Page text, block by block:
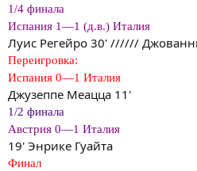
1/4 финала
Испания 1—1 (д.в.) Италия
Луис Регейро 30' //////
Переигровка:
Испания 0—1 Италия
Джузеппе Меацца 11'
1/2 финала
Австрия 0—1 Италия
19' Энрике Гуайта
Финал